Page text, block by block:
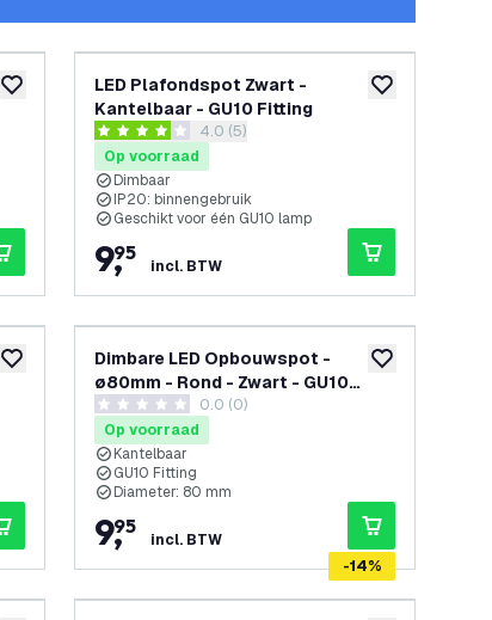
toevoegen aan verlanglijst toevoegen
LED Plafondspot Zwart -
Kantelbaar - GU10 Fitting
reviews drawer openen
4 score sterren4.0 (5)
Op voorraad
Dimbaar
IP20: binnengebruik
Geschikt voor één GU10 lamp
9,
95
incl. BTW
toevoegen aan verlanglijst toevoegen
Dimbare LED Opbouwspot -
ø80mm - Rond - Zwart - GU10
Fitting - Kantelbaar
0 score sterren0.0 (0)
Op voorraad
Kantelbaar
GU10 Fitting
Diameter: 80 mm
9,
95
incl. BTW
-14%